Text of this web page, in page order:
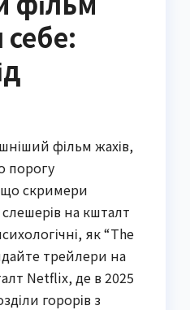
фільм жахів,
порогу
скримери
на кшталт
як “The
трейлери на
Netflix, де в 2025
горорів з